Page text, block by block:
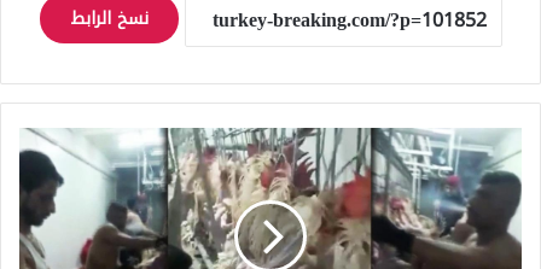
نسخ الرابط
فضيحة
من
داخل
مسلخ
للفروج